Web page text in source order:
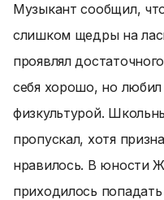
Музыкант сообщил,
слишком щедры на
проявлял
себя хорошо, но любил
физкультурой.
пропускал, хотя
нравилось. В юности
приходилось